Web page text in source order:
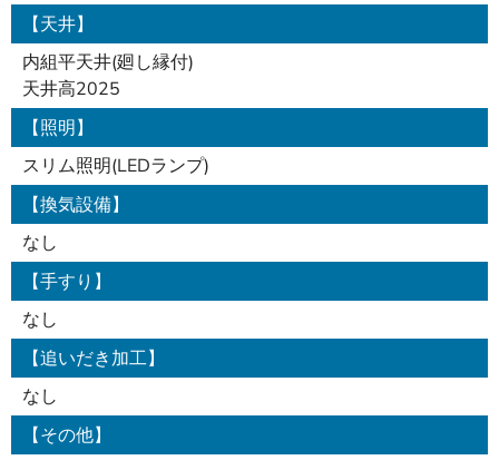
【天井】
内組平天井(廻し縁付)
天井高2025
【照明】
スリム照明(LEDランプ)
【換気設備】
なし
【手すり】
なし
【追いだき加工】
なし
【その他】